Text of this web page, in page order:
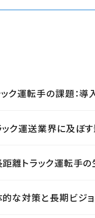
ク運転手の課題：導
ク運送業界に及ぼ
離トラック運転手の
な対策と長期ビジ